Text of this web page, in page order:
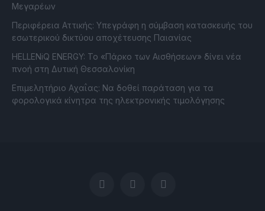
Μεγαρέων
Περιφέρεια Αττικής: Υπεγράφη η σύμβαση κατασκευής του
εσωτερικού δικτύου αποχέτευσης Παιανίας
HELLENiQ ENERGY: Το «Πάρκο των Αισθήσεων» δίνει νέα
πνοή στη Δυτική Θεσσαλονίκη
Επιμελητήριο Αχαΐας: Να δοθεί παράταση για τα
φορολογικά κίνητρα της ηλεκτρονικής τιμολόγησης
FacebookLinkedInX